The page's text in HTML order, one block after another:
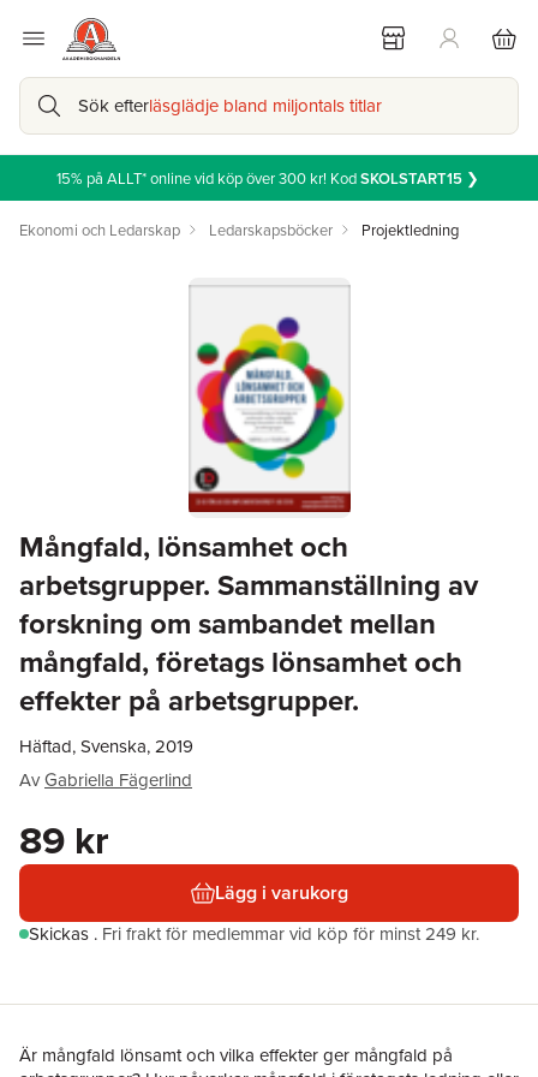
Sök efterläsglädje bland miljontals titlar
15% på ALLT* online vid köp över 300 kr! KodSKOLSTART15❯
Ekonomi och Ledarskap Ledarskapsböcker Projektledning
Mångfald, lönsamhet och
arbetsgrupper. Sammanställning av
forskning om sambandet mellan
mångfald, företags lönsamhet och
effekter på arbetsgrupper.
Häftad, Svenska, 2019
AvGabriella Fägerlind
89 kr
Lägg i varukorg
Skickas . Fri frakt för medlemmar vid köp för minst 249 kr.
Är mångfald lönsamt och vilka effekter ger mångfald på